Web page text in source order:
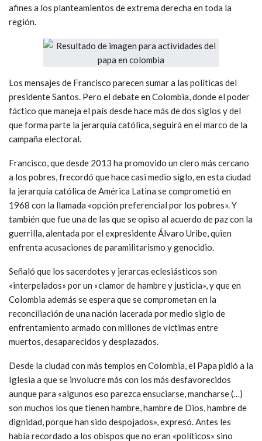
afines a los planteamientos de extrema derecha en toda la
región.
Los mensajes de Francisco parecen sumar a las políticas del
presidente Santos. Pero el debate en Colombia, donde el poder
fáctico que maneja el país desde hace más de dos siglos y del
que forma parte la jerarquía católica, seguirá en el marco de la
campaña electoral.
Francisco, que desde 2013 ha promovido un clero más cercano
a los pobres, frecordó que hace casi medio siglo, en esta ciudad
la jerarquía católica de América Latina se comprometió en
1968 con la llamada «opción preferencial por los pobres». Y
también que fue una de las que se opiso al acuerdo de paz con la
guerrilla, alentada por el expresidente Álvaro Uribe, quien
enfrenta acusaciones de paramilitarismo y genocidio.
Señaló que los sacerdotes y jerarcas eclesiásticos son
«interpelados» por un «clamor de hambre y justicia», y que en
Colombia además se espera que se comprometan en la
reconciliación de una nación lacerada por medio siglo de
enfrentamiento armado con millones de víctimas entre
muertos, desaparecidos y desplazados.
Desde la ciudad con más templos en Colombia, el Papa pidió a la
Iglesia a que se involucre más con los más desfavorecidos
aunque para «algunos eso parezca ensuciarse, mancharse (…)
son muchos los que tienen hambre, hambre de Dios, hambre de
dignidad, porque han sido despojados», expresó. Antes les
había recordado a los obispos que no eran «políticos» sino